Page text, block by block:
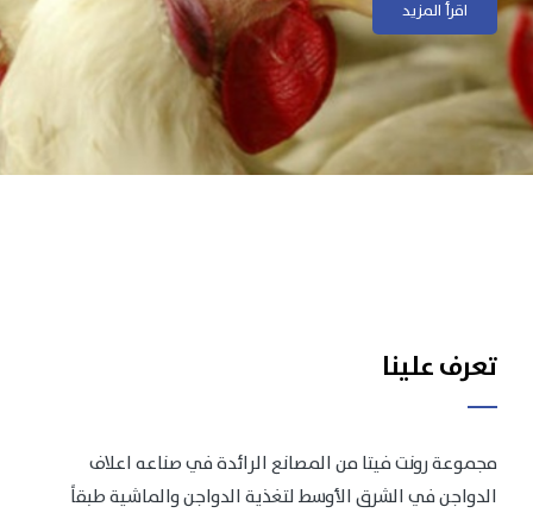
اقرأ المزيد
اقرأ المزيد
تعرف علينا
مجموعة رونت فيتا من المصانع الرائدة في صناعه اعلاف
الدواجن في الشرق الأوسط لتغذية الدواجن والماشية طبقاً